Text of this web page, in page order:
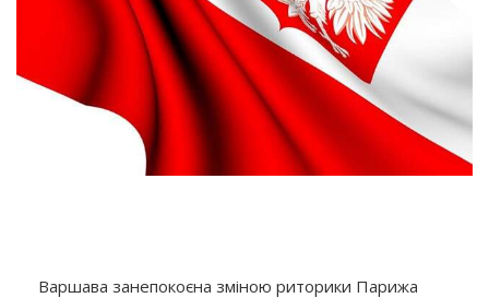
Варшава занепокоєна зміною риторики Парижа